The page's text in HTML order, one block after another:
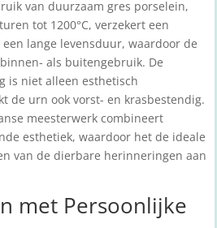
van duurzaam gres porselein,
tot 1200°C, verzekert een
lange levensduur, waardoor de
als buitengebruik. De
is niet alleen esthetisch
de urn ook vorst- en krasbestendig.
meesterwerk combineert
esthetiek, waardoor het de ideale
van de dierbare herinneringen aan
met Persoonlijke